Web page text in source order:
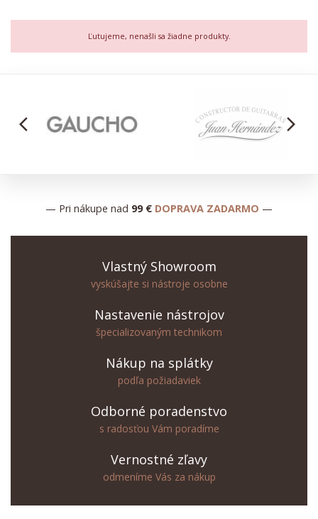
Ľutujeme, nenašli sa žiadne produkty.
arrow_back_ios arrow_forward_ios
— Pri nákupe nad 99 € DOPRAVA ZADARMO —
Vlastný Showroom
vyskúšajte si nástroje osobne
Nastavenie nástrojov
špecializovaným technikom
Nákup na splátky
podľa požiadaviek
Odborné poradenstvo
s radosťou Vám poradíme
Vernostné zľavy
odmeníme Vás za nákup